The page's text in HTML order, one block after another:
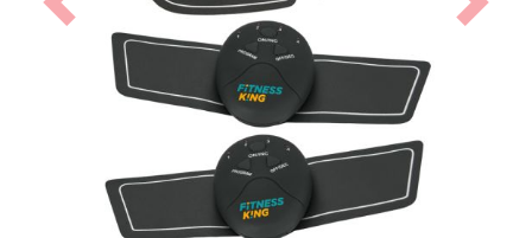
Predchádzajúci Ďalší